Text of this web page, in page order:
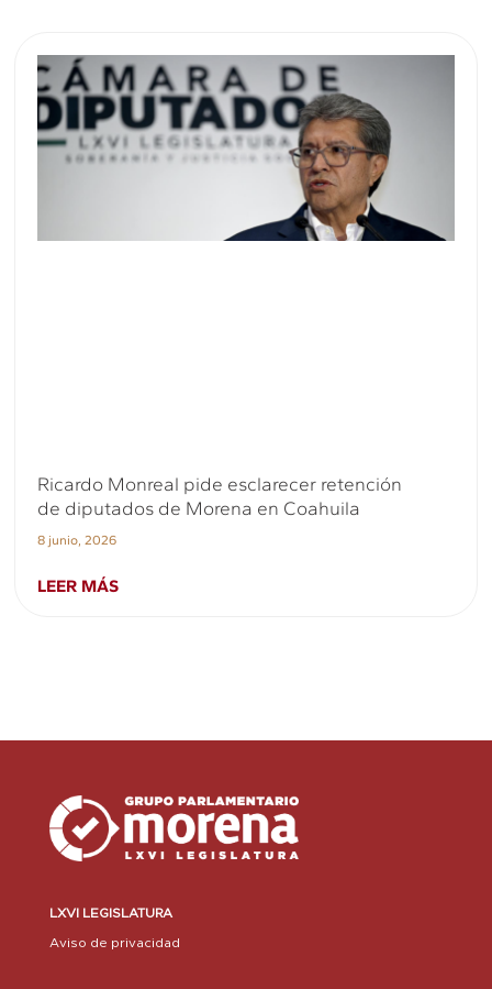
Ricardo Monreal pide esclarecer retención
de diputados de Morena en Coahuila
8 junio, 2026
LEER MÁS
LXVI LEGISLATURA
Aviso de privacidad